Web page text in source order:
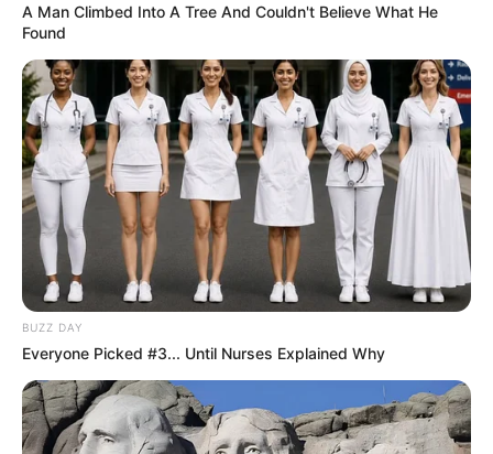
A Man Climbed Into A Tree And Couldn't Believe What He
Found
BUZZ DAY
Everyone Picked #3... Until Nurses Explained Why